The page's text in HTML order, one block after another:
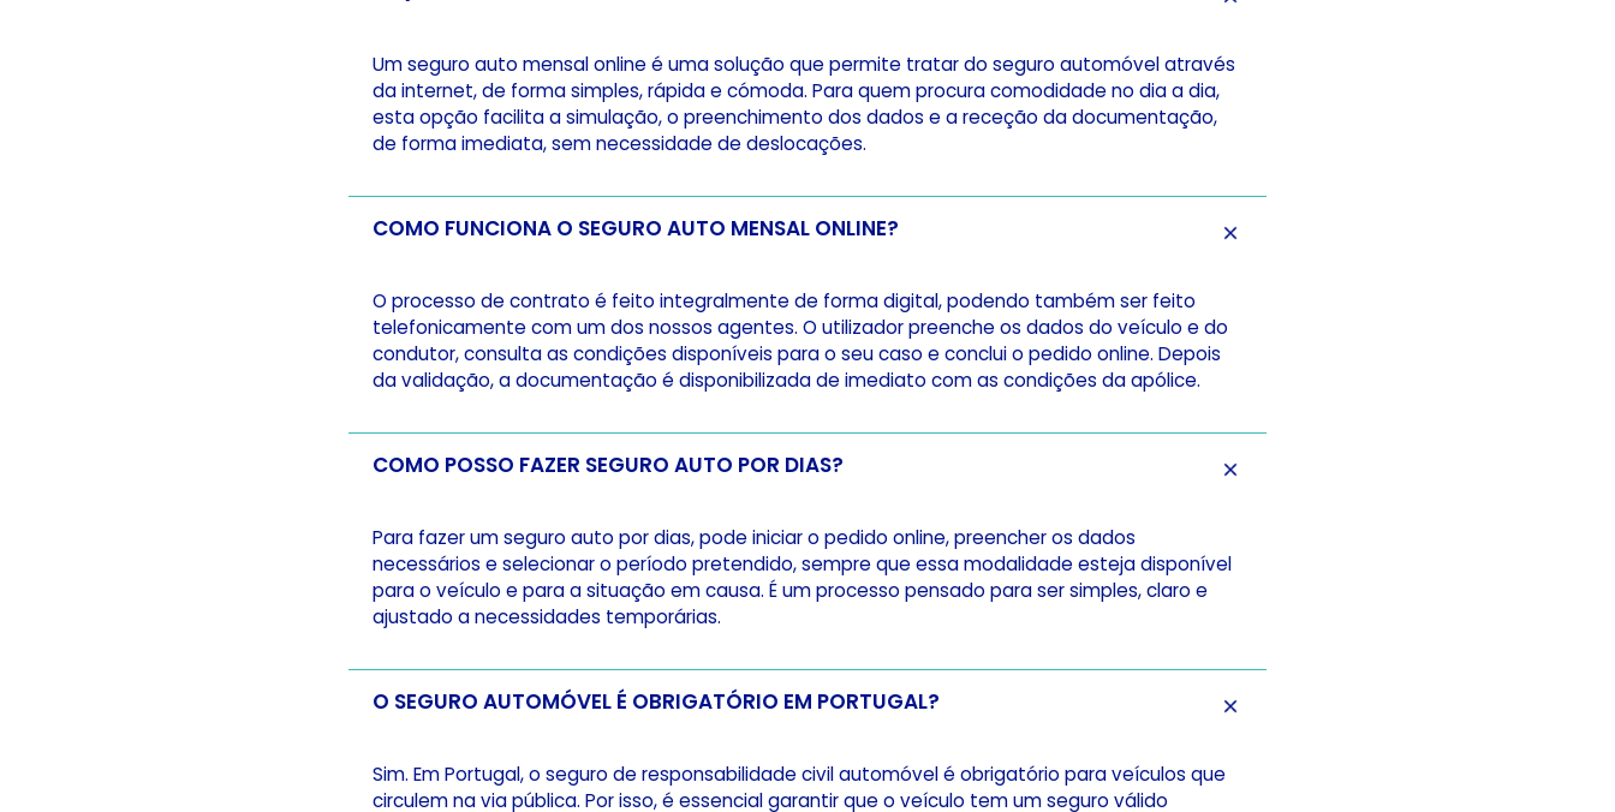
Um seguro auto mensal online é uma solução que permite tratar do seguro automóvel através
da internet, de forma simples, rápida e cómoda. Para quem procura comodidade no dia a dia,
esta opção facilita a simulação, o preenchimento dos dados e a receção da documentação,
de forma imediata, sem necessidade de deslocações.
COMO FUNCIONA O SEGURO AUTO MENSAL ONLINE?
O processo de contrato é feito integralmente de forma digital, podendo também ser feito
telefonicamente com um dos nossos agentes. O utilizador preenche os dados do veículo e do
condutor, consulta as condições disponíveis para o seu caso e conclui o pedido online. Depois
da validação, a documentação é disponibilizada de imediato com as condições da apólice.
COMO POSSO FAZER SEGURO AUTO POR DIAS?
Para fazer um seguro auto por dias, pode iniciar o pedido online, preencher os dados
necessários e selecionar o período pretendido, sempre que essa modalidade esteja disponível
para o veículo e para a situação em causa. É um processo pensado para ser simples, claro e
ajustado a necessidades temporárias.
O SEGURO AUTOMÓVEL É OBRIGATÓRIO EM PORTUGAL?
Sim. Em Portugal, o seguro de responsabilidade civil automóvel é obrigatório para veículos que
circulem na via pública. Por isso, é essencial garantir que o veículo tem um seguro válido